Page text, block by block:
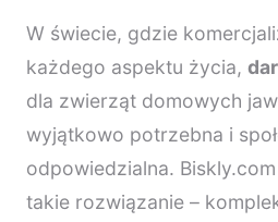
W świecie, gdzie
każdego aspektu życia,
dla zwierząt domowych
wyjątkowo potrzebna i
odpowiedzialna.
takie rozwiązanie –